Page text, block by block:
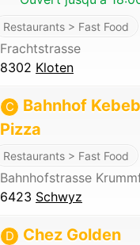
Restaurants > Fast Food
Frachtstrasse
8302 Kloten
C
Bahnhof
Pizza
Restaurants > Fast Food
Bahnhofstrasse
6423 Schwyz
D Chez Golden